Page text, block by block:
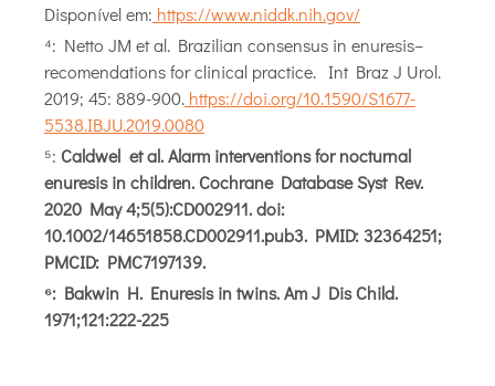
Disponível em: https://www.niddk.nih.gov/
⁴: Netto JM et al. Brazilian consensus in enuresis–
recomendations for clinical practice. Int Braz J Urol.
2019; 45: 889-900. https://doi.org/10.1590/S1677-
5538.IBJU.2019.0080
⁵: Caldwel et al. Alarm interventions for nocturnal
enuresis in children. Cochrane Database Syst Rev.
2020 May 4;5(5):CD002911. doi:
10.1002/14651858.CD002911.pub3. PMID: 32364251;
PMCID: PMC7197139.
⁶: Bakwin H. Enuresis in twins. Am J Dis Child.
1971;121:222-225